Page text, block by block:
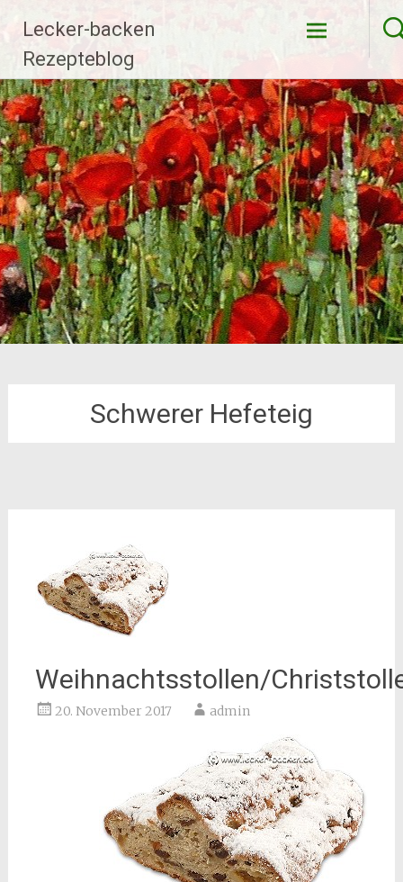
Inhalt
springen
Lecker-backen
Rezepteblog
Schwerer Hefeteig
Weihnachtsstollen/
20. November 2017 admin